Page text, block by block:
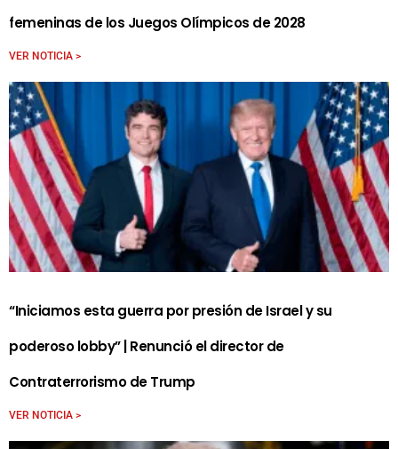
femeninas de los Juegos Olímpicos de 2028
VER NOTICIA >
“Iniciamos esta guerra por presión de Israel y su
poderoso lobby” | Renunció el director de
Contraterrorismo de Trump
VER NOTICIA >